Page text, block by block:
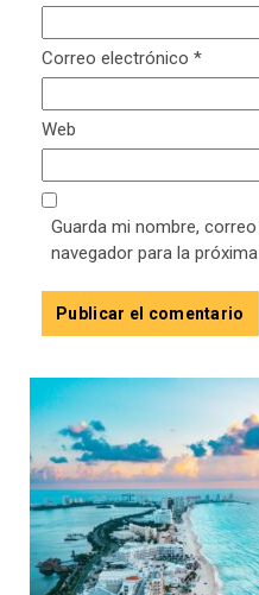
Correo electrónico *
Web
Guarda mi nombre,
navegador para la